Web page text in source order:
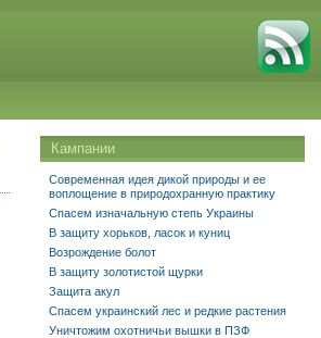
Кампании
Современная идея дикой природы и ее
воплощение в природохранную практику
Спасем изначальную степь Украины
В защиту хорьков, ласок и куниц
Возрождение болот
В защиту золотистой щурки
Защита акул
Спасем украинский лес и редкие растения
Уничтожим охотничьи вышки в ПЗФ